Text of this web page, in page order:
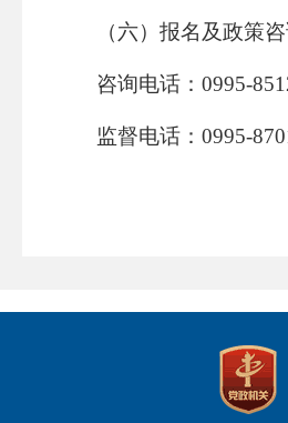
（六）报名及政策咨
咨询电话：0995-
监督电话：0995-